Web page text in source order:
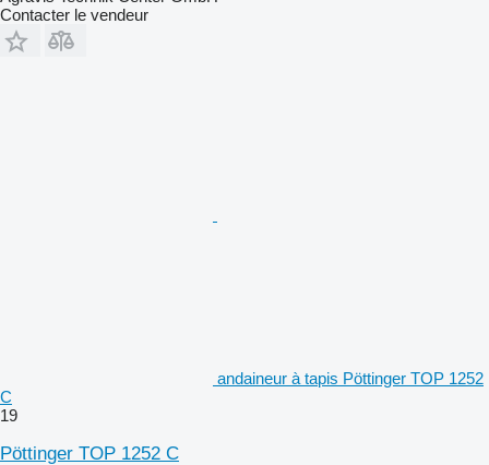
Contacter le vendeur
andaineur à tapis Pöttinger TOP 1252
C
19
Pöttinger TOP 1252 C